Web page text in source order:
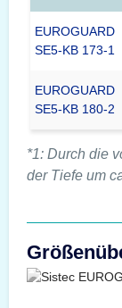
EUROGUARD
SE5-KB 173-1
EUROGUARD
SE5-KB 180-2
*1: Durch die
der Tiefe um